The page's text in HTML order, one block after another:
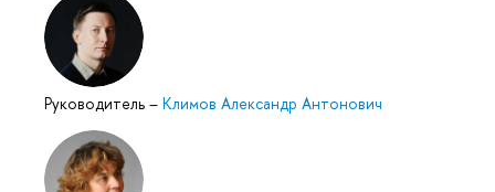
Руководитель – Климов Александр Антонович